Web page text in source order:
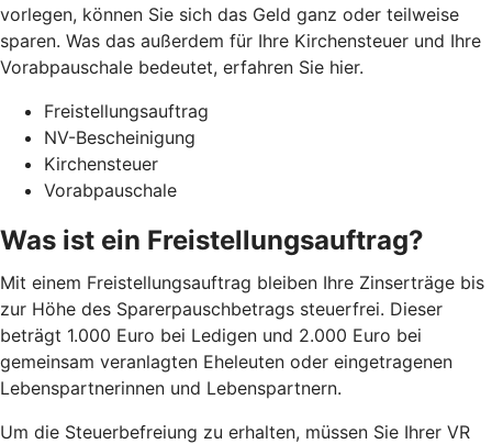
vorlegen, können Sie sich das Geld ganz oder teilweise
sparen. Was das außerdem für Ihre Kirchensteuer und Ihre
Vorabpauschale bedeutet, erfahren Sie hier.
Freistellungsauftrag
NV-Bescheinigung
Kirchensteuer
Vorabpauschale
Was ist ein Freistellungsauftrag?
Mit einem Freistellungsauftrag bleiben Ihre Zinserträge bis
zur Höhe des Sparerpauschbetrags steuerfrei. Dieser
beträgt 1.000 Euro bei Ledigen und 2.000 Euro bei
gemeinsam veranlagten Eheleuten oder eingetragenen
Lebenspartnerinnen und Lebenspartnern.
Um die Steuerbefreiung zu erhalten, müssen Sie Ihrer VR